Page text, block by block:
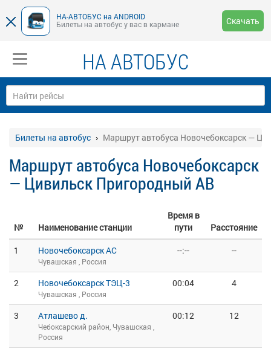
НА-АВТОБУС на ANDROID
Билеты на автобус у вас в кармане
Скачать
НА АВТОБУС
Билеты на автобус Маршрут автобуса Новочебоксарск —
Маршрут автобуса Новочебоксарск
— Цивильск Пригородный АВ
№ Наименование станции
Время в
пути
Расстояние
1
Новочебоксарск АС
Чувашская , Россия
--:-- --
2 Новочебоксарск ТЭЦ-3
Чувашская , Россия
00:04 4
3 Атлашево д.
Чебоксарский район, Чувашская ,
Россия
00:12 12